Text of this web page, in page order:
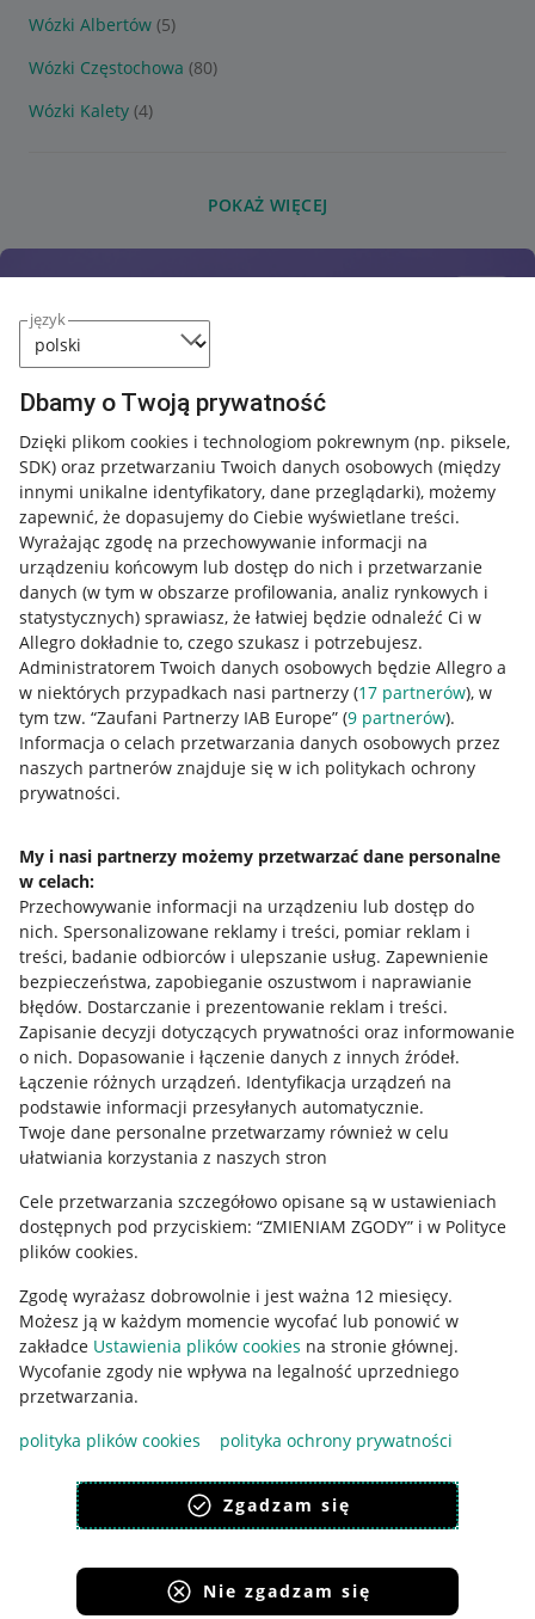
język
Dbamy o Twoją prywatność
Dzięki plikom cookies i technologiom pokrewnym (np. piksele,
SDK) oraz przetwarzaniu Twoich danych osobowych (między
innymi unikalne identyfikatory, dane przeglądarki), możemy
zapewnić, że dopasujemy do Ciebie wyświetlane treści.
Wyrażając zgodę na przechowywanie informacji na
urządzeniu końcowym lub dostęp do nich i przetwarzanie
danych (w tym w obszarze profilowania, analiz rynkowych i
statystycznych) sprawiasz, że łatwiej będzie odnaleźć Ci w
Allegro dokładnie to, czego szukasz i potrzebujesz.
Administratorem Twoich danych osobowych będzie Allegro a
w niektórych przypadkach nasi partnerzy (17 partnerów), w
tym tzw. “Zaufani Partnerzy IAB Europe” (9 partnerów).
Informacja o celach przetwarzania danych osobowych przez
naszych partnerów znajduje się w ich politykach ochrony
prywatności.
My i nasi partnerzy możemy przetwarzać dane personalne
w celach:
Przechowywanie informacji na urządzeniu lub dostęp do
nich. Spersonalizowane reklamy i treści, pomiar reklam i
treści, badanie odbiorców i ulepszanie usług. Zapewnienie
bezpieczeństwa, zapobieganie oszustwom i naprawianie
błędów. Dostarczanie i prezentowanie reklam i treści.
Zapisanie decyzji dotyczących prywatności oraz informowanie
o nich. Dopasowanie i łączenie danych z innych źródeł.
Łączenie różnych urządzeń. Identyfikacja urządzeń na
podstawie informacji przesyłanych automatycznie.
Twoje dane personalne przetwarzamy również w celu
ułatwiania korzystania z naszych stron
Cele przetwarzania szczegółowo opisane są w ustawieniach
dostępnych pod przyciskiem: “ZMIENIAM ZGODY” i w Polityce
plików cookies.
Zgodę wyrażasz dobrowolnie i jest ważna 12 miesięcy.
Możesz ją w każdym momencie wycofać lub ponowić w
zakładce Ustawienia plików cookies na stronie głównej.
Wycofanie zgody nie wpływa na legalność uprzedniego
przetwarzania.
polityka plików cookies
polityka ochrony prywatności
Zgadzam się
Nie zgadzam się
Wózki Albertów (5)
Wózki Częstochowa (80)
Wózki Kalety (4)
POKAŻ WIĘCEJ
Przydatne informacje
Jak to działa
Allegro Gadane dla sprzedających
Allegro Gadane dla kupujących
Mapa miejscowości
Informacje prawne
Regulamin
Polityka plików "cookies"
Ustawienia plików "cookies"
Udostępnianie lokalizacji
Informacje dla Aktu o Usługach Cyfrowych
Pobierz aplikację
Korzystanie z serwisu oznacza akceptacjęregulaminu